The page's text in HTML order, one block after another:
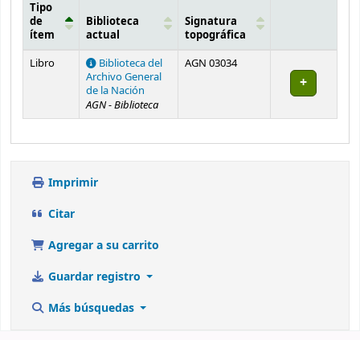
Existencias
Tipo
de
ítem
Biblioteca
actual
Signatura
topográfica
Libro
Biblioteca del
Archivo General
de la Nación
AGN - Biblioteca
AGN 03034
Imprimir
Citar
Agregar a su carrito
Guardar registro
Más búsquedas